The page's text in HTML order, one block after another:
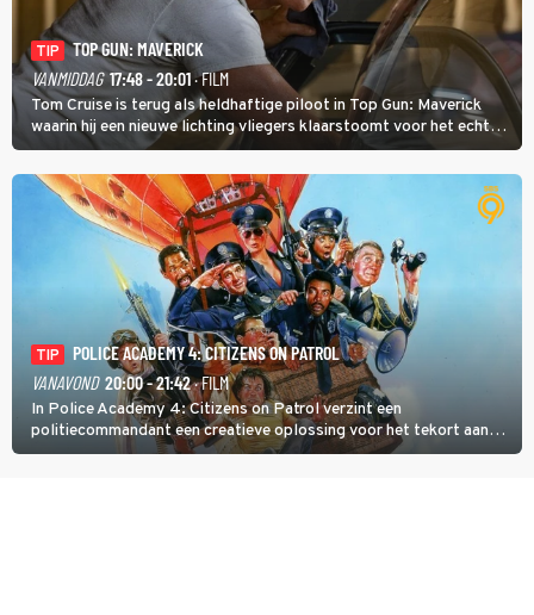
TIP
TOP GUN: MAVERICK
VANMIDDAG 17:48 - 20:01· FILM
Tom Cruise is terug als heldhaftige piloot in Top Gun: Maverick
waarin hij een nieuwe lichting vliegers klaarstoomt voor het echte
werk.
TIP
POLICE ACADEMY 4: CITIZENS ON PATROL
VANAVOND 20:00 - 21:42· FILM
In Police Academy 4: Citizens on Patrol verzint een
politiecommandant een creatieve oplossing voor het tekort aan
agenten.